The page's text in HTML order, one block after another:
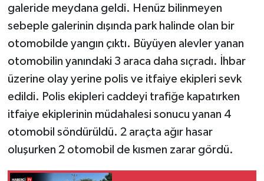
galeride meydana geldi. Henüz bilinmeyen
sebeple galerinin dışında park halinde olan bir
otomobilde yangın çıktı. Büyüyen alevler yanan
otomobilin yanındaki 3 araca daha sıçradı. İhbar
üzerine olay yerine polis ve itfaiye ekipleri sevk
edildi. Polis ekipleri caddeyi trafiğe kapatırken
itfaiye ekiplerinin müdahalesi sonucu yanan 4
otomobil söndürüldü. 2 araçta ağır hasar
oluşurken 2 otomobil de kısmen zarar gördü.